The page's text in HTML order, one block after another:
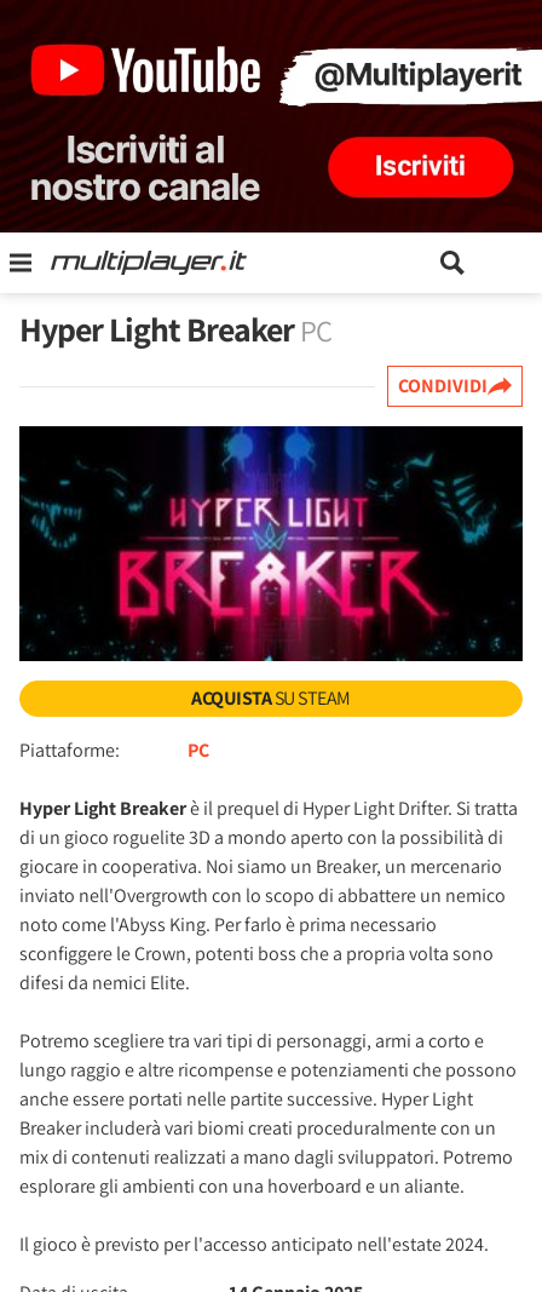
Hyper Light BreakerPC
CONDIVIDI
ACQUISTASU STEAM
Piattaforme: PC
Hyper Light Breakerè il prequel di Hyper Light Drifter. Si tratta
di un gioco roguelite 3D a mondo aperto con la possibilità di
giocare in cooperativa. Noi siamo un Breaker, un mercenario
inviato nell'Overgrowth con lo scopo di abbattere un nemico
noto come l'Abyss King. Per farlo è prima necessario
sconfiggere le Crown, potenti boss che a propria volta sono
difesi da nemici Elite.
Potremo scegliere tra vari tipi di personaggi, armi a corto e
lungo raggio e altre ricompense e potenziamenti che possono
anche essere portati nelle partite successive. Hyper Light
Breaker includerà vari biomi creati proceduralmente con un
mix di contenuti realizzati a mano dagli sviluppatori. Potremo
esplorare gli ambienti con una hoverboard e un aliante.
Il gioco è previsto per l'accesso anticipato nell'estate 2024.